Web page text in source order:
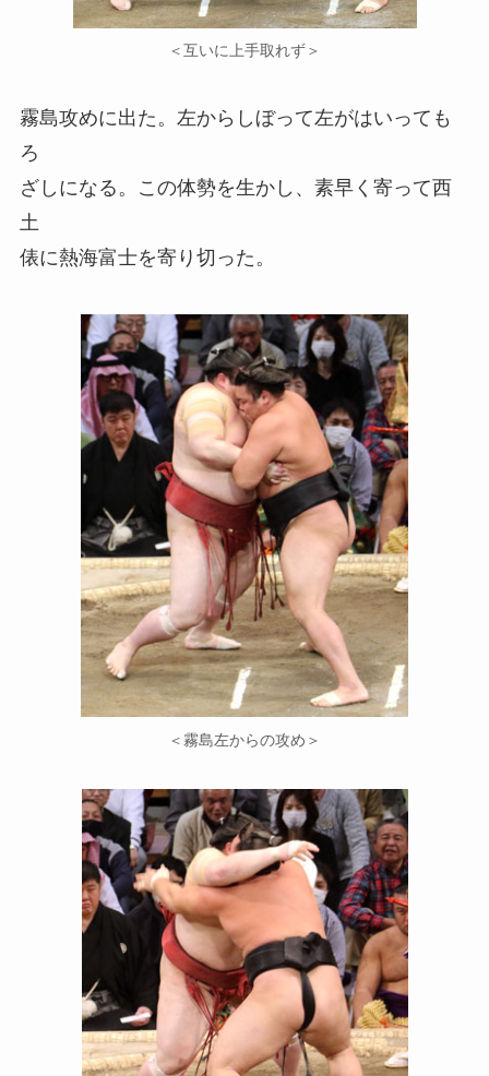
＜互いに上手取れず＞
霧島攻めに出た。左からしぼって左がはいっても
ろ
ざしになる。この体勢を生かし、素早く寄って西
土
俵に熱海富士を寄り切った。
＜霧島左からの攻め＞